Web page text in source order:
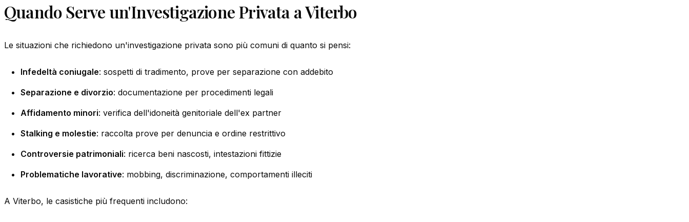
Quando Serve un'Investigazione Privata a Viterbo
Le situazioni che richiedono un'investigazione privata sono più comuni di quanto si pensi:
Infedeltà coniugale: sospetti di tradimento, prove per separazione con addebito
Separazione e divorzio: documentazione per procedimenti legali
Affidamento minori: verifica dell'idoneità genitoriale dell'ex partner
Stalking e molestie: raccolta prove per denuncia e ordine restrittivo
Controversie patrimoniali: ricerca beni nascosti, intestazioni fittizie
Problematiche lavorative: mobbing, discriminazione, comportamenti illeciti
A Viterbo, le casistiche più frequenti includono: